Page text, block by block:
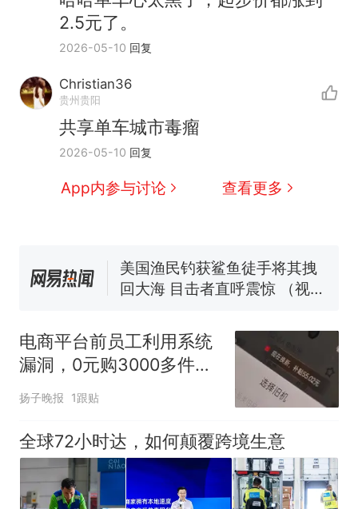
2.5元了。
2026-05-10 回复
Christian36
贵州贵阳
共享单车城市毒瘤
2026-05-10 回复
App内参与讨论 查看更多
那个在床头放菜刀的女孩，
因老师一句“跟我回家”改写了
人生
新 制裁瓜子饺子，美国怕什
么？
费大厨“全国小炒肉大王”称
140多朵
美国渔民钓获鲨鱼徒手将其拽
回大海 目击者直呼震惊 （视频
官方通报
热
那个在床头放菜刀的女孩，
因老师一句“跟我回家”改写了
电商平台前员工利用系统
漏洞，0元购3000多件家
电！
扬子晚报 1跟贴
全球72小时达，如何颠覆跨境生意